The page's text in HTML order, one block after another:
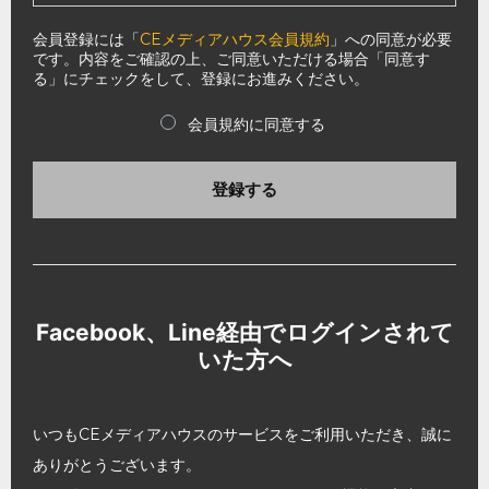
会員登録には「CEメディアハウス会員規約 」への同意が必要
です。内容をご確認の上、ご同意いただける場合「同意す
る」にチェックをして、登録にお進みください。
会員規約に同意する
登録する
Facebook、Line経由でログインされて
いた方へ
いつもCEメディアハウスのサービスをご利用いただき、誠に
ありがとうございます。